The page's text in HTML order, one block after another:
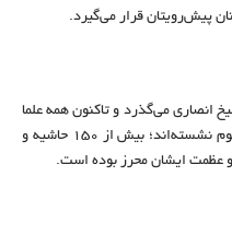
پیش‌رویتان قرار می‌گیرد.
شیخ انصاری می‌گذرد و تاکنون همه علما
از ایشان استفاده کرده و بر سفره آن مرحوم نشسته‌اند؛ بیش از ۱۵۰ حاشیه و
عظمت ایشان محرز بوده است.